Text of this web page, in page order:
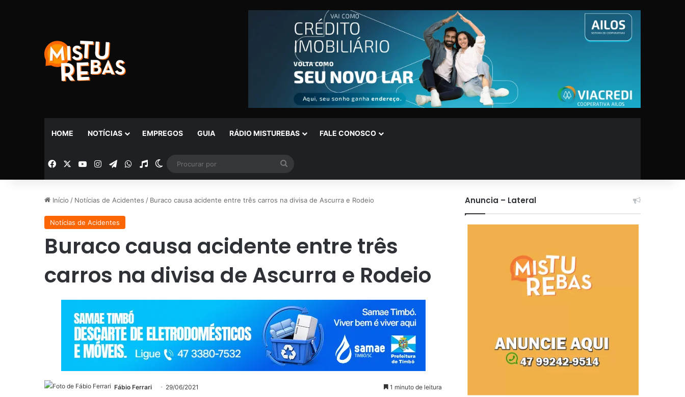
HOME NOTÍCIAS EMPREGOS GUIA RÁDIO MISTUREBAS FALE CONOSCO
Facebook YouTubeInstagramTelegramWhatsApp
Rádio Switch skin
por
Início / Notícias de Acidentes / Buraco causa acidente entre três carros na divisa de Ascurra e Rodeio
Notícias de Acidentes
Buraco causa acidente entre três
carros na divisa de Ascurra e Rodeio
Fábio Ferrari 29/06/2021 1 minuto de leitura
Anuncia – Lateral